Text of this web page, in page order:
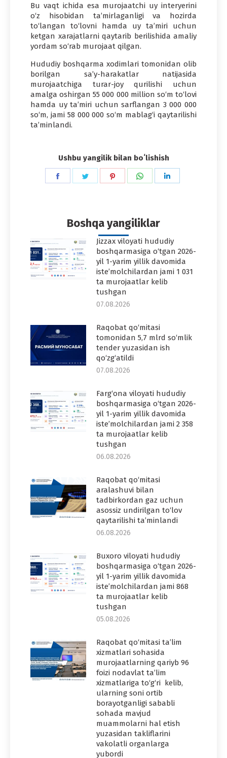
Bu vaqt ichida esa murojaatchi uy interyerini
o‘z hisobidan taʼmirlaganligi va hozirda
to‘langan to‘lovni hamda uy taʼmiri uchun
ketgan xarajatlarni qaytarib berilishida amaliy
yordam so‘rab murojaat qilgan.
Hududiy boshqarma xodimlari tomonidan olib
borilgan saʼy-harakatlar natijasida
murojaatchiga turar-joy qurilishi uchun
amalga oshirgan 55 000 000 million so‘m to‘lovi
hamda uy taʼmiri uchun sarflangan 3 000 000
so‘m, jami 58 000 000 so‘m mablag‘i qaytarilishi
taʼminlandi.
Ushbu yangilik bilan boʻlishish
Share
Share
Share
Share
Boshqa yangiliklar
Jizzax viloyati hududiy
boshqarmasiga o‘tgan 2026-
yil 1-yarim yillik davomida
iste’molchilardan jami 1 031
ta murojaatlar kelib
tushgan
07.08.2026
Raqobat qo‘mitasi
tomonidan 5,7 mlrd so‘mlik
tender yuzasidan ish
qo‘zg‘atildi
07.08.2026
Farg‘ona viloyati hududiy
boshqarmasiga o‘tgan 2026-
yil 1-yarim yillik davomida
iste’molchilardan jami 2 358
ta murojaatlar kelib
tushgan
06.08.2026
Raqobat qo‘mitasi
aralashuvi bilan
tadbirkordan gaz uchun
asossiz undirilgan to‘lov
qaytarilishi ta’minlandi
06.08.2026
Buxoro viloyati hududiy
boshqarmasiga o‘tgan 2026-
yil 1-yarim yillik davomida
iste’molchilardan jami 868
ta murojaatlar kelib
tushgan
05.08.2026
Raqobat qo‘mitasi ta’lim
xizmatlari sohasida
murojaatlarning qariyb 96
foizi nodavlat ta’lim
xizmatlariga to‘g‘ri kelib,
ularning soni ortib
borayotganligi sababli
sohada mavjud
muammolarni hal etish
yuzasidan takliflarini
vakolatli organlarga
yubordi